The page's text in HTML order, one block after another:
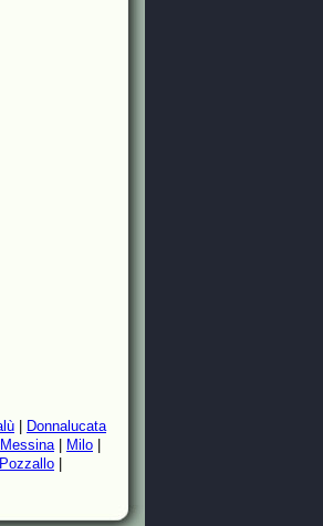
Donnalucata
Messina| Milo
Pozzallo